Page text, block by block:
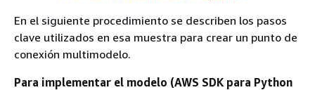
En el siguiente procedimiento se describen los pasos
clave utilizados en esa muestra para crear un punto de
conexión multimodelo.
Para implementar el modelo (AWS SDK para Python